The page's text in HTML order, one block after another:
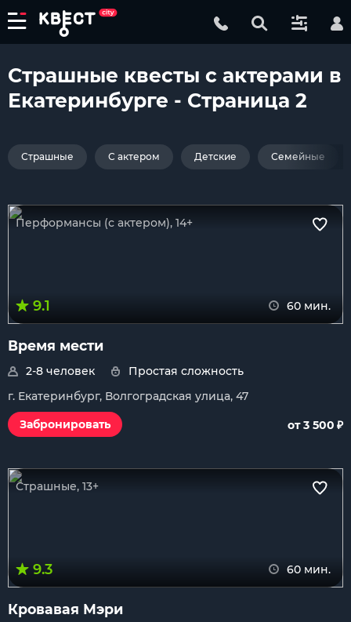
Страшные квесты с актерами в
Екатеринбурге - Страница 2
Страшные С актером Детские Семейные
Перформансы (с актером), 14+
9.1 60 мин.
Время мести
2-8 человек
Простая сложность
г. Екатеринбург, Волгоградская улица, 47
Забронировать
от 3 500 ₽
Страшные, 13+
9.3 60 мин.
Кровавая Мэри